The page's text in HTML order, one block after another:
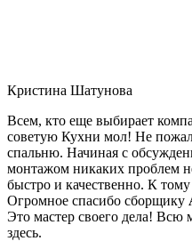
Кристина Шатунова
Всем, кто еще выбирает
советую Кухни мол! Не
спальню. Начиная с
монтажом никаких проблем
быстро и качественно. К
Огромное спасибо сборщику
Это мастер своего дела! Всю
здесь.